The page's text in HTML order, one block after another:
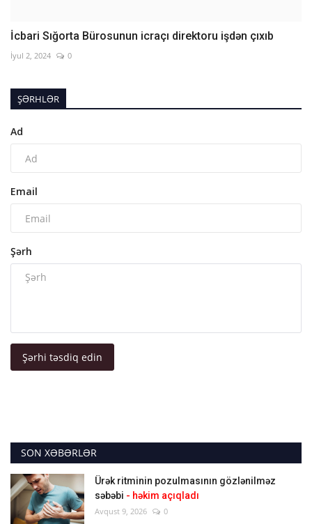
İcbari Sığorta Bürosunun icraçı direktoru işdən çıxıb
İyul 2, 2024 0
ŞƏRHLƏR
Ad
Email
Şərh
Şərhi təsdiq edin
SON XƏBƏRLƏR
Ürək ritminin pozulmasının gözlənilməz
səbəbi - həkim açıqladı
Avqust 9, 2026 0